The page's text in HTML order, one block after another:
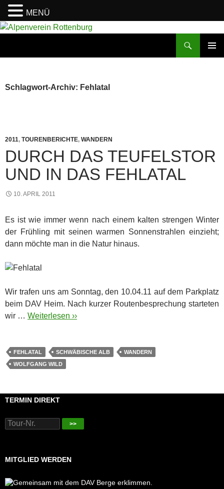
Zum
Schlagwort-Archiv: Fehlatal
2011, TOURENBERICHTE, WANDERN
DURCH DAS TEUFELSTOR
UND IN DAS FEHLATAL
10. APRIL 2011
Es ist wie immer wenn nach einem kalten strengen Winter
der Frühling mit seinen warmen Sonnenstrahlen einzieht;
dann möchte man in die Natur hinaus.
Wir trafen uns am Sonntag, den 10.04.11 auf dem Parkplatz
beim DAV Heim. Nach kurzer Routenbesprechung starteten
wir … Weiterlesen ››
FEHLATAL SCHWÄBISCHE ALB
WANDERN
WOLFGANG WILD
TERMIN DIREKT
>>
MITGLIED WERDEN
MENÜ